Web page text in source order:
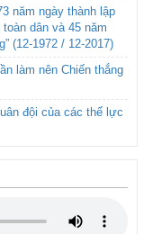
năm ngày thành lập
dân và 45 năm
(12-1972 / 12-2017)
làm nên Chiến thắng
đội của các thế lực